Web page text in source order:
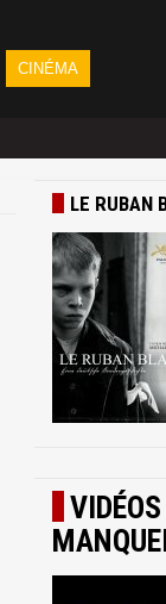
CINÉMA
LE RUBAN